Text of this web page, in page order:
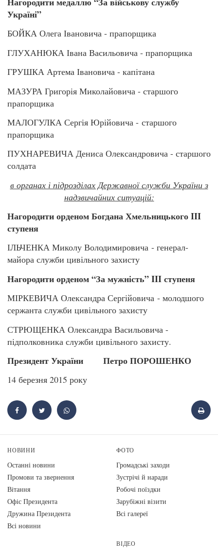
Україні”
БОЙКА Олега Івановича - прапорщика
ГЛУХАНЮКА Івана Васильовича - прапорщика
ГРУШКА Артема Івановича - капітана
МАЗУРА Григорія Миколайовича - старшого
прапорщика
МАЛОГУЛКА Сергія Юрійовича - старшого
прапорщика
ПУХНАРЕВИЧА Дениса Олександровича - старшого
солдата
в органах і підрозділах Державної служби України з
надзвичайних ситуацій:
Нагородити орденом Богдана Хмельницького III
ступеня
ІЛЬЧЕНКА Миколу Володимировича - генерал-
майора служби цивільного захисту
Нагородити орденом “За мужність” III ступеня
МІРКЕВИЧА Олександра Сергійовича - молодшого
сержанта служби цивільного захисту
СТРЮЩЕНКА Олександра Васильовича -
підполковника служби цивільного захисту.
Президент України Петро ПОРОШЕНКО
14 березня 2015 року
НОВИНИ
Останні новини
Промови та звернення
Вiтання
Офіс Президента
Дружина Президента
Всі новини
ФОТО
Громадські заходи
Зустрічі й наради
Робочі поїздки
Зарубіжні візити
Всі галереї
ВІДЕО